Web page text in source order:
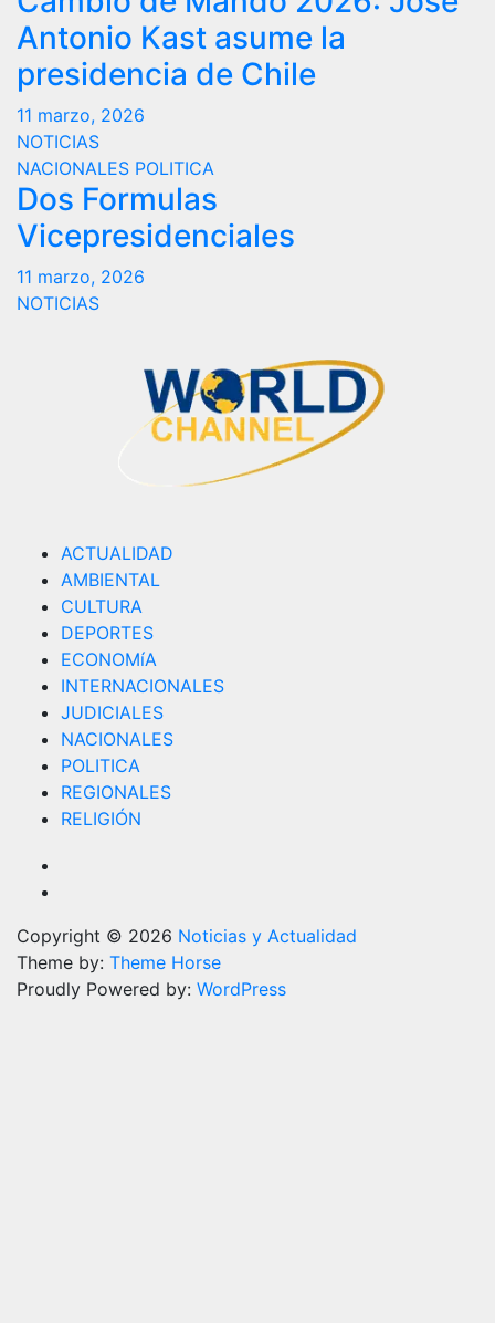
Antonio Kast asume la
presidencia de Chile
11 marzo, 2026
NOTICIAS
NACIONALES POLITICA
Dos Formulas
Vicepresidenciales
11 marzo, 2026
NOTICIAS
ACTUALIDAD
AMBIENTAL
CULTURA
DEPORTES
ECONOMíA
INTERNACIONALES
JUDICIALES
NACIONALES
POLITICA
REGIONALES
RELIGIÓN
Copyright © 2026 Noticias y Actualidad
Theme by: Theme Horse
Proudly Powered by: WordPress